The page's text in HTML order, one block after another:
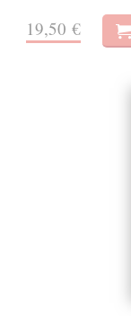
19,50 €